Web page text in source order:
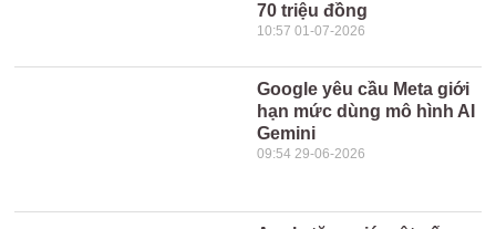
70 triệu đồng
10:57 01-07-2026
Google yêu cầu Meta giới
hạn mức dùng mô hình AI
Gemini
09:54 29-06-2026